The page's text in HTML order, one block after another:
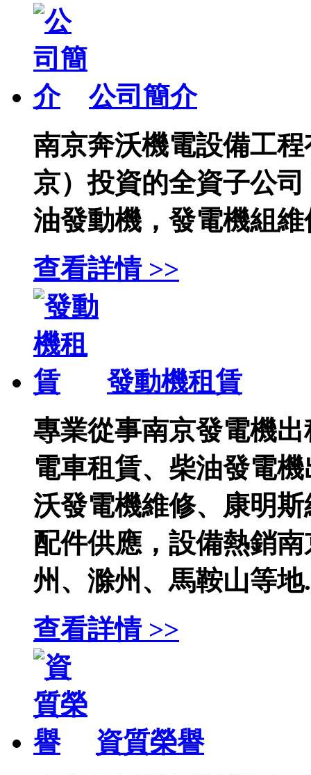
公司簡介
南京奔沃機電設備工
京）投資的全資子公
油發動機，發電機組
查看詳情 >>
發動機租賃
專業從事南京發電機
電車租賃、柴油發電
沃發電機維修、康明
配件供應，設備熱銷
州、滁州、馬鞍山等地
查看詳情 >>
資質榮譽